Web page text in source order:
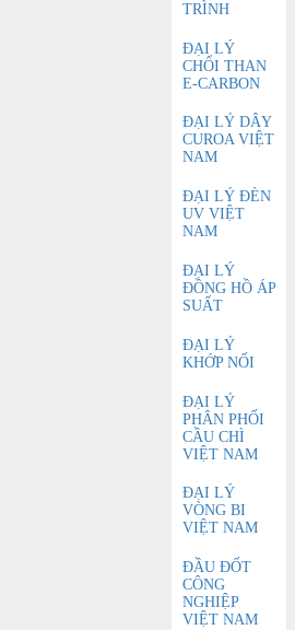
TRÌNH
ĐẠI LÝ
CHỔI THAN
E-CARBON
ĐẠI LÝ DÂY
CUROA VIỆT
NAM
ĐẠI LÝ ĐÈN
UV VIỆT
NAM
ĐẠI LÝ
ĐỒNG HỒ ÁP
SUẤT
ĐẠI LÝ
KHỚP NỐI
ĐẠI LÝ
PHÂN PHỐI
CẦU CHÌ
VIỆT NAM
ĐẠI LÝ
VÒNG BI
VIỆT NAM
ĐẦU ĐỐT
CÔNG
NGHIỆP
VIỆT NAM